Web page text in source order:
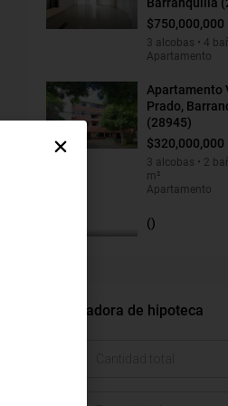
$750,000,000
3 alcobas • 4
Apartamento
Apartamento
Prado,
(28945)
$320,000,000
3 alcobas • 2
m²
Apartamento
()
Calculadora de hipoteca